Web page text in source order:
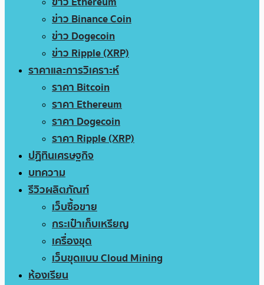
ข่าว Binance Coin
ข่าว Dogecoin
ข่าว Ripple (XRP)
ราคาและการวิเคราะห์
ราคา Bitcoin
ราคา Ethereum
ราคา Dogecoin
ราคา Ripple (XRP)
ปฏิทินเศรษฐกิจ
บทความ
รีวิวผลิตภัณฑ์
เว็บซื้อขาย
กระเป๋าเก็บเหรียญ
เครื่องขุด
เว็บขุดแบบ Cloud Mining
ห้องเรียน